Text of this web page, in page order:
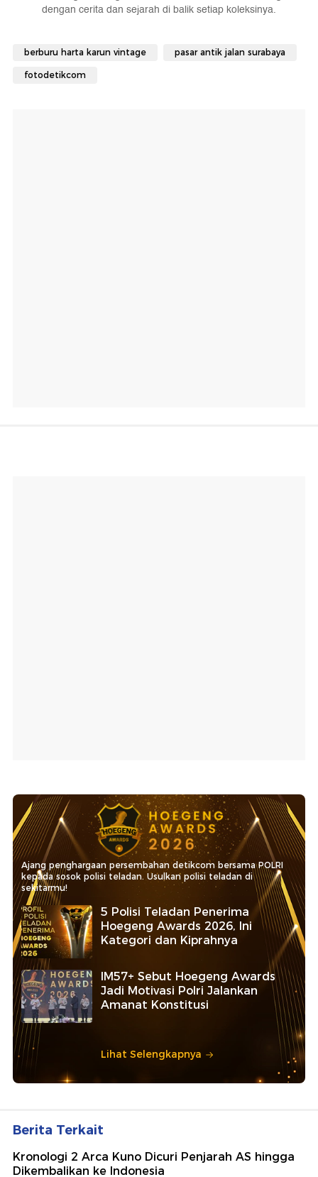
dengan cerita dan sejarah di balik setiap koleksinya.
berburu harta karun vintage pasar antik jalan surabaya
fotodetikcom
Ajang penghargaan persembahan detikcom bersama POLRI
kepada sosok polisi teladan. Usulkan polisi teladan di
sekitarmu!
5 Polisi Teladan Penerima
Hoegeng Awards 2026, Ini
Kategori dan Kiprahnya
IM57+ Sebut Hoegeng Awards
Jadi Motivasi Polri Jalankan
Amanat Konstitusi
Lihat Selengkapnya
Berita Terkait
Kronologi 2 Arca Kuno Dicuri Penjarah AS hingga
Dikembalikan ke Indonesia